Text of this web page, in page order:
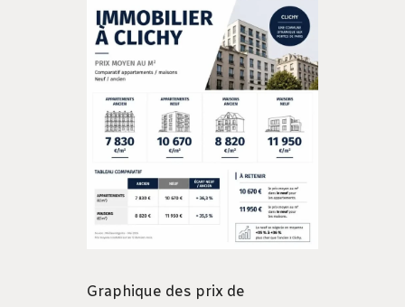
Graphique des prix de